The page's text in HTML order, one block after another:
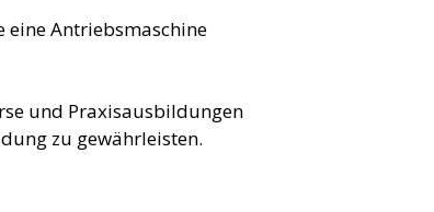
eine Antriebsmaschine
und Praxisausbildungen
zu gewährleisten.